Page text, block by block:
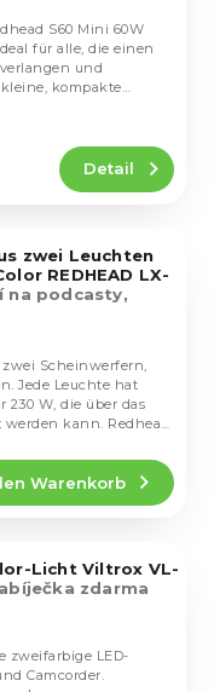
Detail
S60 Mini 60W
für alle, die einen
und
kompakte
zwei Leuchten
REDHEAD LX-
na podcasty,
Warenkorb
Scheinwerfern,
Jede Leuchte hat
230 W, die über das
werden kann. Redhead
Licht Viltrox VL-
zdarma
zweifarbige LED-
Camcorder.